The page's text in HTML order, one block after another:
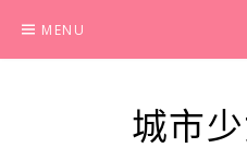
content
MENU
城市